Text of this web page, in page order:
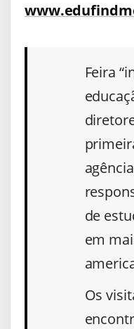
Feira
de
em
Os